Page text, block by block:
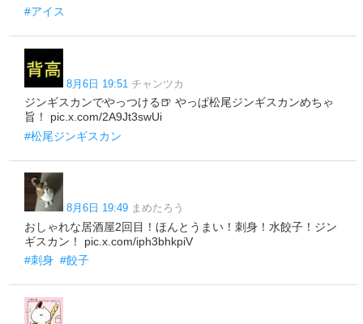
#アイス
8月6日 19:51 チャンツカ
ジンギスカンでやっつける🍺 やっぱ松尾ジンギスカンめちゃ
旨！ pic.x.com/2A9Jt3swUi
#松尾ジンギスカン
8月6日 19:49 まめたろう
おしゃれな居酒屋2回目！ほんとうまい！刺身！水餃子！ジン
ギスカン！ pic.x.com/iph3bhkpiV
#刺身 #餃子